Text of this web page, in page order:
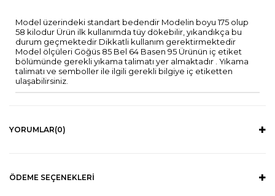
Model üzerindeki standart bedendir Modelin boyu 175 olup
58 kilodur Ürün ilk kullanımda tüy dökebilir, yıkandıkça bu
durum geçmektedir Dikkatli kullanım gerektirmektedir
Model ölçüleri Göğüs 85 Bel 64 Basen 95 Ürünün iç etiket
bölümünde gerekli yıkama talimatı yer almaktadır . Yıkama
talimatı ve semboller ile ilgili gerekli bilgiye iç etiketten
ulaşabilirsiniz.
YORUMLAR(0)
ÖDEME SEÇENEKLERI